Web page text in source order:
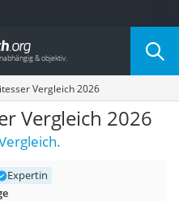
Vergleich 2026
Vergleich 2026
Expertin